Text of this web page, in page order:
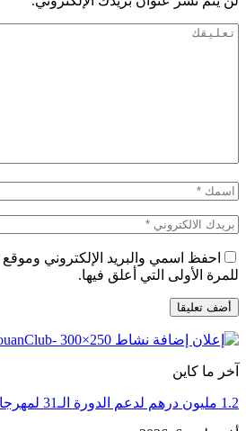
احفظ اسمي والبريد الإلكتروني
للمرة الأولى التي أعلق فيها.
آخر ما كاين
1.2 مليون درهم لدعم الدورة الـ31 لمهرجان تطوان لسينما البحر…